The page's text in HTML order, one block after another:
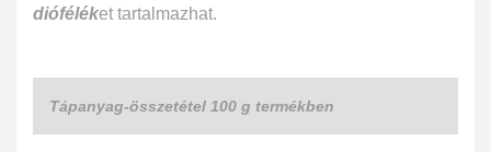
dióféléket tartalmazhat.
Tápanyag-összetétel 100 g termékben